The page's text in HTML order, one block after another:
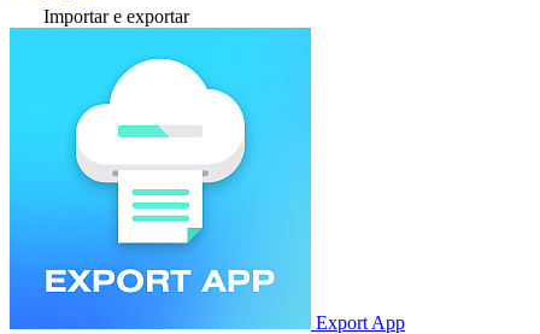
Importar e exportar
Export App